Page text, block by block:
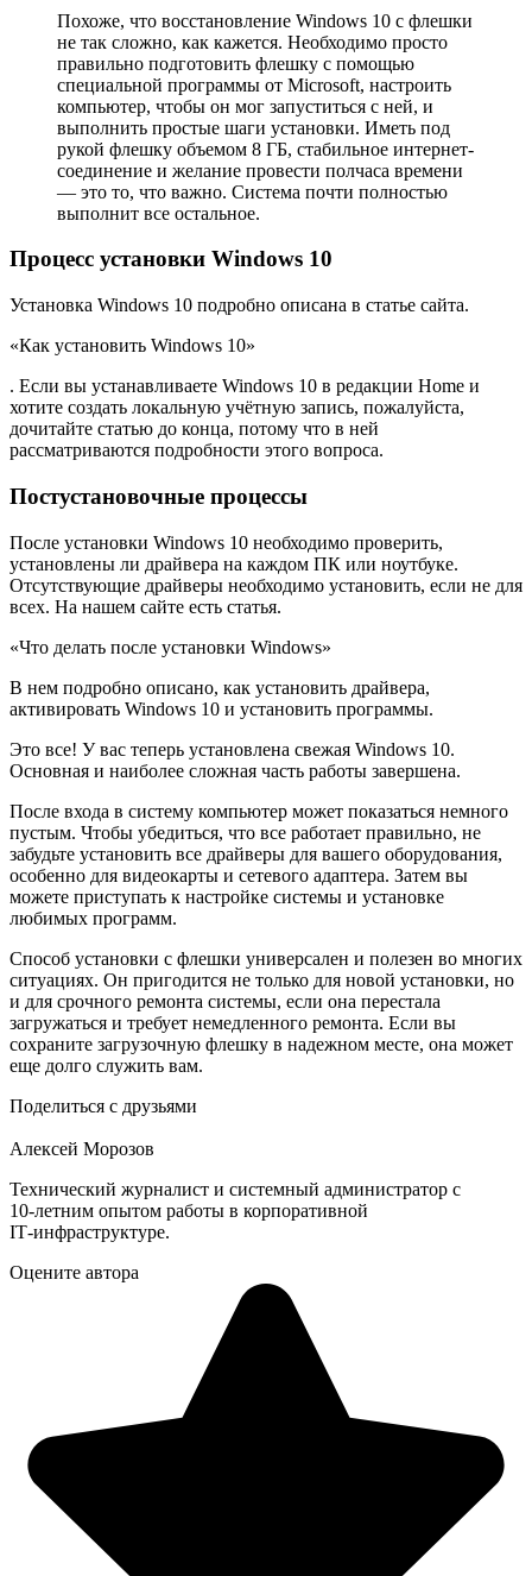
Похоже, что восстановление Windows 10 с флешки
не так сложно, как кажется. Необходимо просто
правильно подготовить флешку с помощью
специальной программы от Microsoft, настроить
компьютер, чтобы он мог запуститься с ней, и
выполнить простые шаги установки. Иметь под
рукой флешку объемом 8 ГБ, стабильное интернет-
соединение и желание провести полчаса времени
— это то, что важно. Система почти полностью
выполнит все остальное.
Процесс установки Windows 10
Установка Windows 10 подробно описана в статье сайта.
«Как установить Windows 10»
. Если вы устанавливаете Windows 10 в редакции Home и
хотите создать локальную учётную запись, пожалуйста,
дочитайте статью до конца, потому что в ней
рассматриваются подробности этого вопроса.
Постустановочные процессы
После установки Windows 10 необходимо проверить,
установлены ли драйвера на каждом ПК или ноутбуке.
Отсутствующие драйверы необходимо установить, если не для
всех. На нашем сайте есть статья.
«Что делать после установки Windows»
В нем подробно описано, как установить драйвера,
активировать Windows 10 и установить программы.
Это все! У вас теперь установлена свежая Windows 10.
Основная и наиболее сложная часть работы завершена.
После входа в систему компьютер может показаться немного
пустым. Чтобы убедиться, что все работает правильно, не
забудьте установить все драйверы для вашего оборудования,
особенно для видеокарты и сетевого адаптера. Затем вы
можете приступать к настройке системы и установке
любимых программ.
Способ установки с флешки универсален и полезен во многих
ситуациях. Он пригодится не только для новой установки, но
и для срочного ремонта системы, если она перестала
загружаться и требует немедленного ремонта. Если вы
сохраните загрузочную флешку в надежном месте, она может
еще долго служить вам.
Поделиться с друзьями
Алексей Морозов
Технический журналист и системный администратор с
10‑летним опытом работы в корпоративной
IT‑инфраструктуре.
Оцените автора